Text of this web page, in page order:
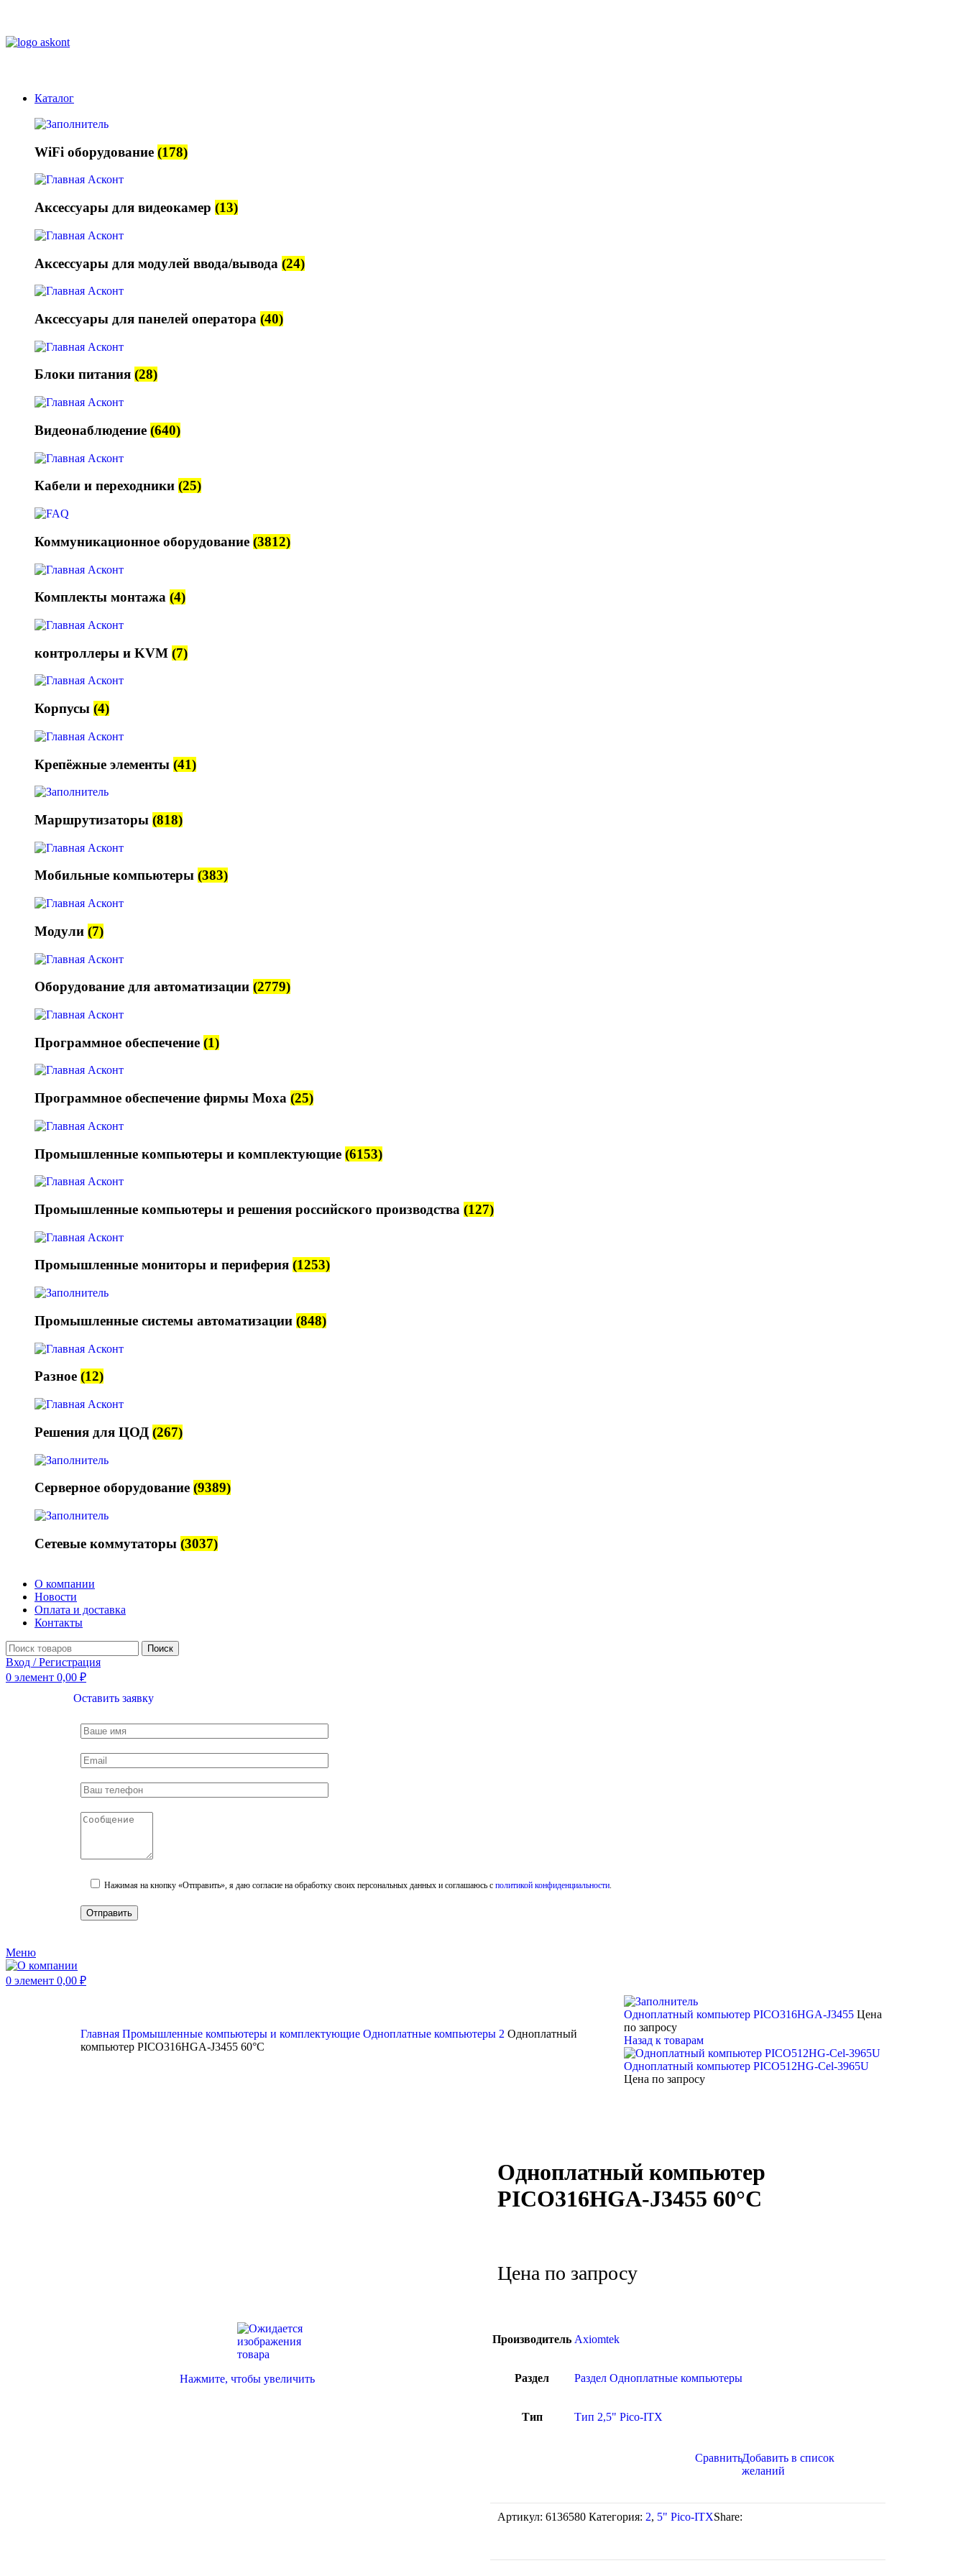
Каталог
WiFi оборудование (178)
Аксессуары для видеокамер (13)
Аксессуары для модулей ввода/вывода (24)
Аксессуары для панелей оператора (40)
Блоки питания (28)
Видеонаблюдение (640)
Кабели и переходники (25)
Коммуникационное оборудование (3812)
Комплекты монтажа (4)
контроллеры и KVM (7)
Корпусы (4)
Крепёжные элементы (41)
Маршрутизаторы (818)
Мобильные компьютеры (383)
Модули (7)
Оборудование для автоматизации (2779)
Программное обеспечение (1)
Программное обеспечение фирмы Moxa (25)
Промышленные компьютеры и комплектующие (6153)
Промышленные компьютеры и решения российского производства (127)
Промышленные мониторы и периферия (1253)
Промышленные системы автоматизации (848)
Разное (12)
Решения для ЦОД (267)
Серверное оборудование (9389)
Сетевые коммутаторы (3037)
О компании
Новости
Оплата и доставка
Контакты
Поиск
Вход / Регистрация
0 элемент 0,00 ₽
Оставить заявку
Нажимая на кнопку «Отправить», я даю согласие на обработку своих персональных данных и соглашаюсь с политикой конфиденциальности.
Меню
0 элемент 0,00 ₽
Главная Промышленные компьютеры и комплектующие Одноплатные компьютеры 2 Одноплатный
компьютер PICO316HGA-J3455 60°C
Одноплатный компьютер PICO316HGA-J3455 Цена
по запросу
Назад к товарам
Одноплатный компьютер PICO512HG-Cel-3965U
Цена по запросу
Нажмите, чтобы увеличить
Одноплатный компьютер
PICO316HGA-J3455 60°C
Цена по запросу
Производитель Axiomtek
Раздел Раздел Одноплатные компьютеры
Тип Тип 2,5" Pico-ITX
СравнитьДобавить в список
желаний
Артикул: 6136580 Категория: 2, 5" Pico-ITXShare: